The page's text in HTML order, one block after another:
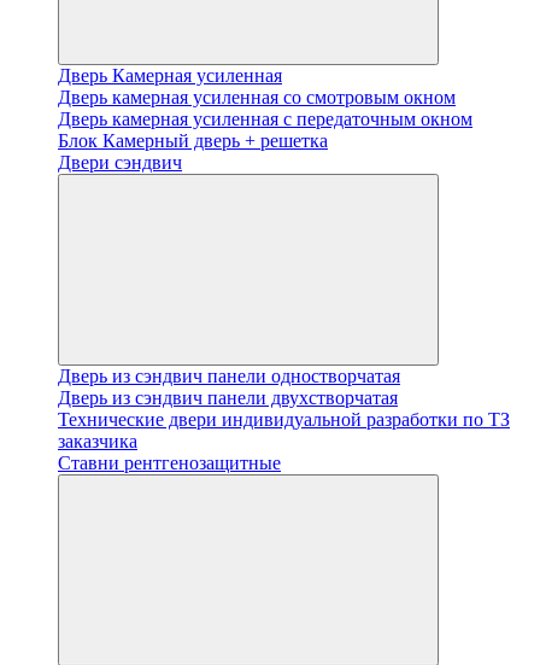
Дверь Камерная усиленная
Дверь камерная усиленная со смотровым окном
Дверь камерная усиленная с передаточным окном
Блок Камерный дверь + решетка
Двери сэндвич
Дверь из сэндвич панели одностворчатая
Дверь из сэндвич панели двухстворчатая
Технические двери индивидуальной разработки по ТЗ
заказчика
Ставни рентгенозащитные